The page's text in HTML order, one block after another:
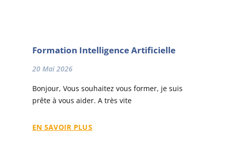
Formation Intelligence Artificielle
20 Mai 2026
Bonjour, Vous souhaitez vous former, je suis
prête à vous aider. A très vite
EN SAVOIR PLUS